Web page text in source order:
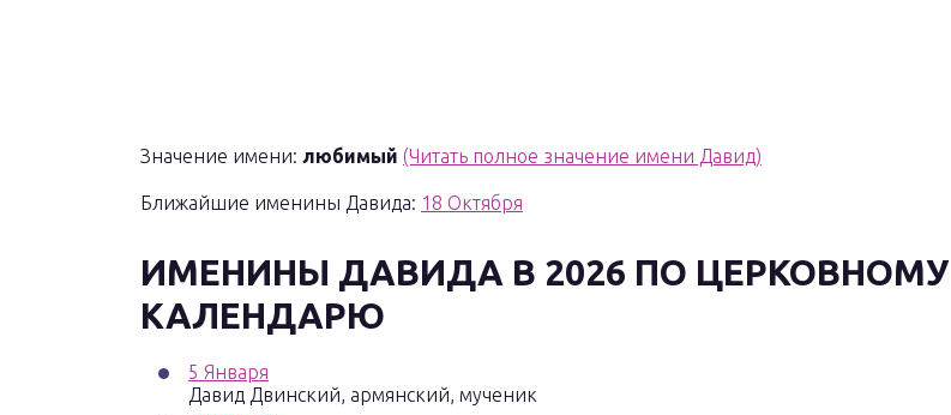
Значение имени: любимый (Читать полное значение имени Давид)
Ближайшие именины Давида: 18 Октября
ИМЕНИНЫ ДАВИДА В 2026 ПО ЦЕРКОВНОМУ
КАЛЕНДАРЮ
5 Января
Давид Двинский, армянский, мученик